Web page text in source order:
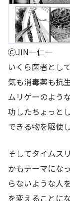
ⒸJIN―仁―
いくら医者とし
気も消毒薬も抗
ムリゲーのよう
功したちょっと
できる物を駆使
そしてタイムス
かもテーマにな
らないような人
を変えることに